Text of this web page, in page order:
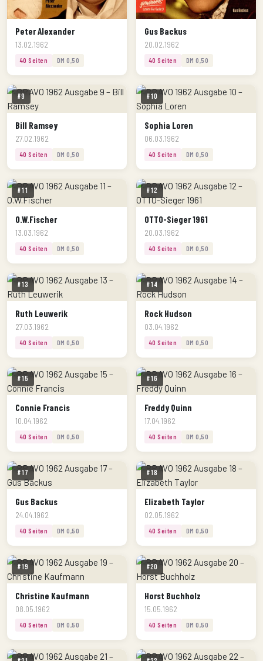
Peter Alexander
13.02.1962
40 Seiten DM 0,50
Gus Backus
20.02.1962
40 Seiten DM 0,50
#9
Bill Ramsey
27.02.1962
40 Seiten DM 0,50
#10
Sophia Loren
06.03.1962
40 Seiten DM 0,50
#11
O.W.Fischer
13.03.1962
40 Seiten DM 0,50
#12
OTTO-Sieger 1961
20.03.1962
40 Seiten DM 0,50
#13
Ruth Leuwerik
27.03.1962
40 Seiten DM 0,50
#14
Rock Hudson
03.04.1962
40 Seiten DM 0,50
#15
Connie Francis
10.04.1962
40 Seiten DM 0,50
#16
Freddy Quinn
17.04.1962
40 Seiten DM 0,50
#17
Gus Backus
24.04.1962
40 Seiten DM 0,50
#18
Elizabeth Taylor
02.05.1962
40 Seiten DM 0,50
#19
Christine Kaufmann
08.05.1962
40 Seiten DM 0,50
#20
Horst Buchholz
15.05.1962
40 Seiten DM 0,50